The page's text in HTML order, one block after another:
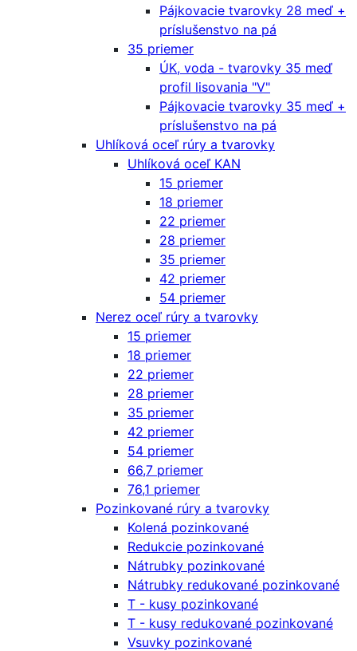
Pájkovacie tvarovky 28 meď +
príslušenstvo na pá
35 priemer
ÚK, voda - tvarovky 35 meď
profil lisovania "V"
Pájkovacie tvarovky 35 meď +
príslušenstvo na pá
Uhlíková oceľ rúry a tvarovky
Uhlíková oceľ KAN
15 priemer
18 priemer
22 priemer
28 priemer
35 priemer
42 priemer
54 priemer
Nerez oceľ rúry a tvarovky
15 priemer
18 priemer
22 priemer
28 priemer
35 priemer
42 priemer
54 priemer
66,7 priemer
76,1 priemer
Pozinkované rúry a tvarovky
Kolená pozinkované
Redukcie pozinkované
Nátrubky pozinkované
Nátrubky redukované pozinkované
T - kusy pozinkované
T - kusy redukované pozinkované
Vsuvky pozinkované